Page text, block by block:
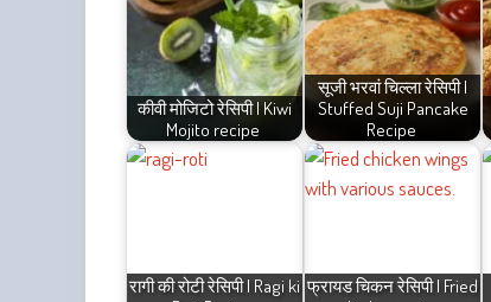
कीवी मोजिटो रेसिपी | Kiwi
Mojito recipe
सूजी भरवां चिल्ला रेसिपी |
Stuffed Suji Pancake
Recipe
रागी की रोटी रेसिपी | Ragi ki फ्रायड चिकन रेसिपी | Fried